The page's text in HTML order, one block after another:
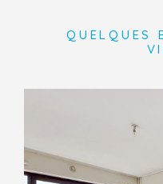
QUELQUES